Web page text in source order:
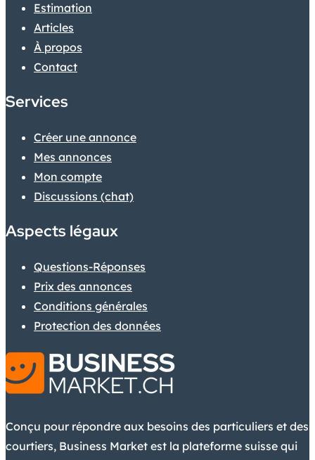
Estimation
Articles
À propos
Contact
Services
Créer une annonce
Mes annonces
Mon compte
Discussions (chat)
Aspects légaux
Questions-Réponses
Prix des annonces
Conditions générales
Protection des données
Conçu pour répondre aux besoins des particuliers et des
courtiers, Business Market est la plateforme suisse qui